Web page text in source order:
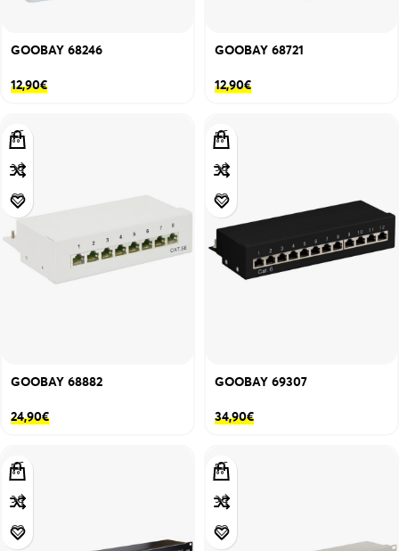
GOOBAY 68246
12,90€
GOOBAY 68721
12,90€
GOOBAY 68882
24,90€
GOOBAY 69307
34,90€